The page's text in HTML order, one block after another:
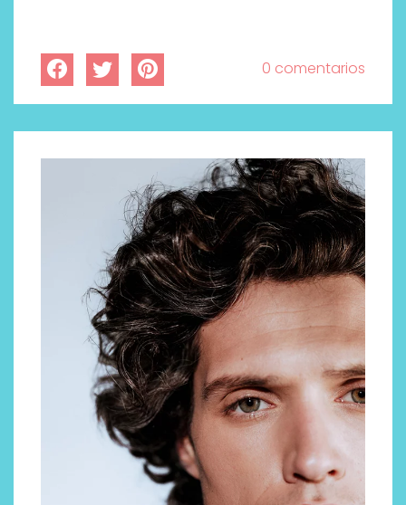
0 comentarios